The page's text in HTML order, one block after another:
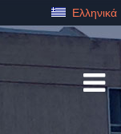
Ελληνικά